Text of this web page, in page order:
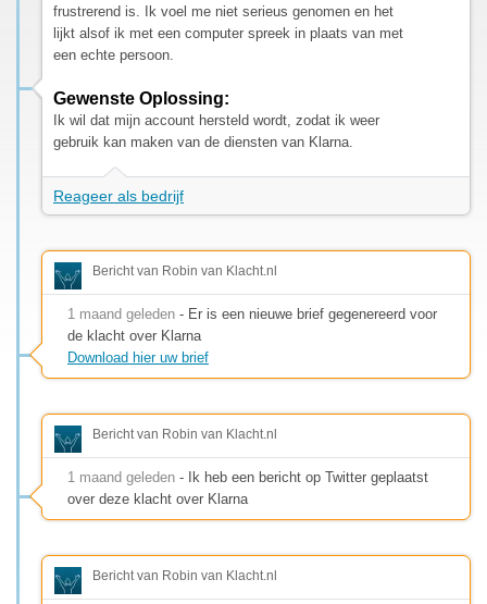
frustrerend is. Ik voel me niet serieus genomen en het
lijkt alsof ik met een computer spreek in plaats van met
een echte persoon.
Gewenste Oplossing:
Ik wil dat mijn account hersteld wordt, zodat ik weer
gebruik kan maken van de diensten van Klarna.
Reageer als bedrijf
Bericht van Robin van Klacht.nl
1 maand geleden - Er is een nieuwe brief gegenereerd voor
de klacht over Klarna
Download hier uw brief
Bericht van Robin van Klacht.nl
1 maand geleden - Ik heb een bericht op Twitter geplaatst
over deze klacht over Klarna
Bericht van Robin van Klacht.nl